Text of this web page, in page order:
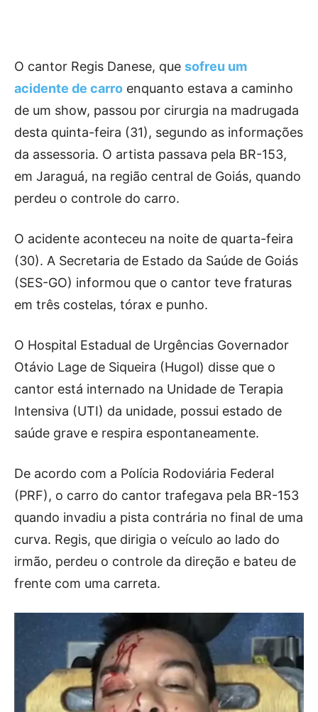
O cantor Regis Danese, que sofreu um
acidente de carro enquanto estava a caminho
de um show, passou por cirurgia na madrugada
desta quinta-feira (31), segundo as informações
da assessoria. O artista passava pela BR-153,
em Jaraguá, na região central de Goiás, quando
perdeu o controle do carro.
O acidente aconteceu na noite de quarta-feira
(30). A Secretaria de Estado da Saúde de Goiás
(SES-GO) informou que o cantor teve fraturas
em três costelas, tórax e punho.
O Hospital Estadual de Urgências Governador
Otávio Lage de Siqueira (Hugol) disse que o
cantor está internado na Unidade de Terapia
Intensiva (UTI) da unidade, possui estado de
saúde grave e respira espontaneamente.
De acordo com a Polícia Rodoviária Federal
(PRF), o carro do cantor trafegava pela BR-153
quando invadiu a pista contrária no final de uma
curva. Regis, que dirigia o veículo ao lado do
irmão, perdeu o controle da direção e bateu de
frente com uma carreta.